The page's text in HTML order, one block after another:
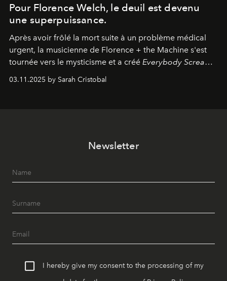
Pour Florence Welch, le deuil est devenu
une superpuissance.
Après avoir frôlé la mort suite à un problème médical
urgent, la musicienne de Florence + the Machine s'est
tournée vers le mysticisme et a créé Everybody Scream
03.11.2025 by Sarah Cristobal
Newsletter
I hereby give my consent to the processing of my